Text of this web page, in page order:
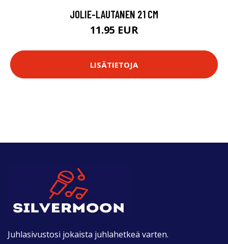
JOLIE-LAUTANEN 21 CM
11.95 EUR
LISÄTIETOJA
Juhlasivustosi jokaista juhlahetkeä varten.